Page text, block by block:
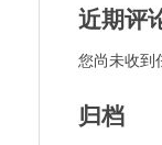
近期评
您尚未收到
归档